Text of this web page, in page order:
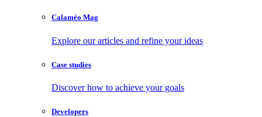
Calaméo Mag
Explore our articles and refine your ideas
Case studies
Discover how to achieve your goals
Developers